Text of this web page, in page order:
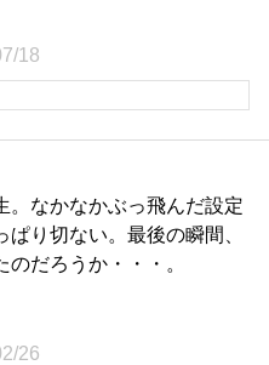
18
。なかなかぶっ飛んだ設定
り切ない。最後の瞬間、
だろうか・・・。
26